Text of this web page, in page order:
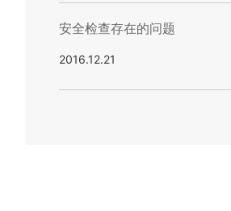
安全检查存在的问题
2016.12.21